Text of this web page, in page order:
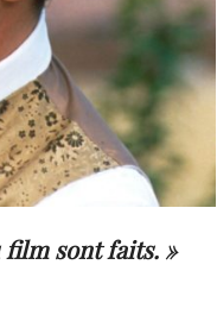
film sont faits. »